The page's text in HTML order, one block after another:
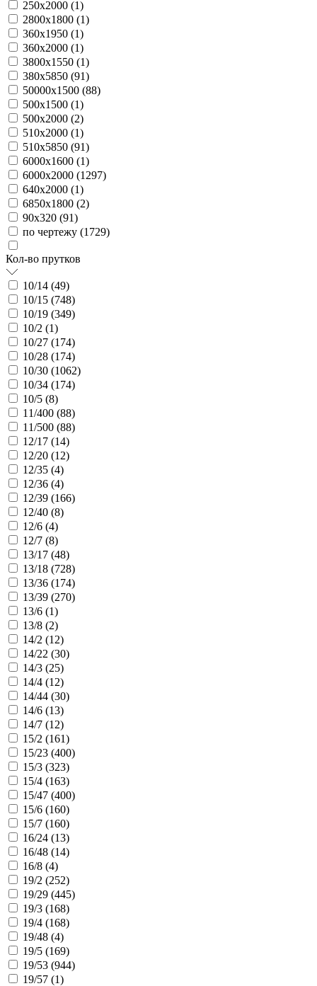
250х2000 (1)
2800х1800 (1)
360х1950 (1)
360х2000 (1)
3800х1550 (1)
380х5850 (91)
50000х1500 (88)
500х1500 (1)
500х2000 (2)
510х2000 (1)
510х5850 (91)
6000х1600 (1)
6000х2000 (1297)
640х2000 (1)
6850х1800 (2)
90х320 (91)
по чертежу (1729)
Кол-во прутков
10/14 (49)
10/15 (748)
10/19 (349)
10/2 (1)
10/27 (174)
10/28 (174)
10/30 (1062)
10/34 (174)
10/5 (8)
11/400 (88)
11/500 (88)
12/17 (14)
12/20 (12)
12/35 (4)
12/36 (4)
12/39 (166)
12/40 (8)
12/6 (4)
12/7 (8)
13/17 (48)
13/18 (728)
13/36 (174)
13/39 (270)
13/6 (1)
13/8 (2)
14/2 (12)
14/22 (30)
14/3 (25)
14/4 (12)
14/44 (30)
14/6 (13)
14/7 (12)
15/2 (161)
15/23 (400)
15/3 (323)
15/4 (163)
15/47 (400)
15/6 (160)
15/7 (160)
16/24 (13)
16/48 (14)
16/8 (4)
19/2 (252)
19/29 (445)
19/3 (168)
19/4 (168)
19/48 (4)
19/5 (169)
19/53 (944)
19/57 (1)